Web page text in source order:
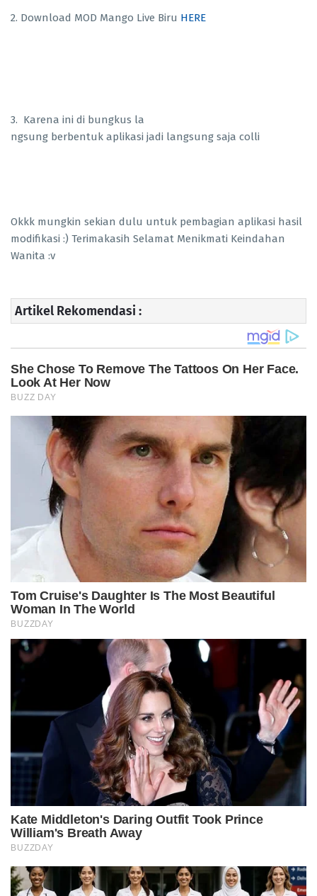
2. Download MOD Mango Live Biru HERE
3. Karena ini di bungkus la
ngsung berbentuk aplikasi jadi langsung saja colli
Okkk mungkin sekian dulu untuk pembagian aplikasi hasil
modifikasi :) Terimakasih Selamat Menikmati Keindahan
Wanita :v
Artikel Rekomendasi :